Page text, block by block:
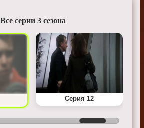
Все серии 3 сезона
Серия 12